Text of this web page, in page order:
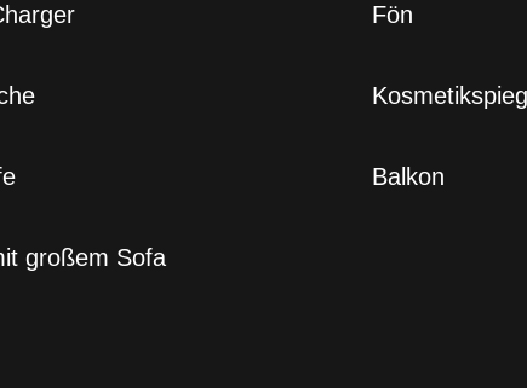
großem Sofa
Fön
Balkon